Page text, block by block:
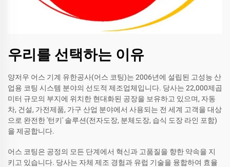
우리를 선택하는 이유
양저우 어스 기계 유한공사(어스 코팅)는 2006년에 설립된 고성능 산
업용 코팅 시스템 분야의 선도적 제조업체입니다. 당사는 22,000제곱
미터 규모의 부지에 위치한 현대화된 공장을 보유하고 있으며, 자동
차, 건설, 가전제품, 가구 산업 분야에서 사용되는 전 세계 고객을 대상
으로 완전한 '턴키' 솔루션(전자도장, 분체도장, 습식 도장 라인 포함)
을 제공합니다.
어스 코팅은 공정의 모든 단계에서 혁신과 고품질을 향한 약속을 지
키고 있습니다. 당사는 자체 제조 경험과 유럽 기술을 융합하여 효율